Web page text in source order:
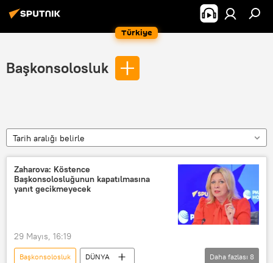
Türkiye
Başkonsolosluk
Tarih aralığı belirle
Zaharova: Köstence
Başkonsolosluğunun kapatılmasına
yanıt gecikmeyecek
29 Mayıs, 16:19
Başkonsolosluk
DÜNYA
Daha fazlası 8